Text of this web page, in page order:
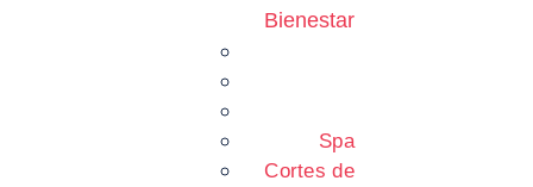
Bienestar
Spa
Cortes de